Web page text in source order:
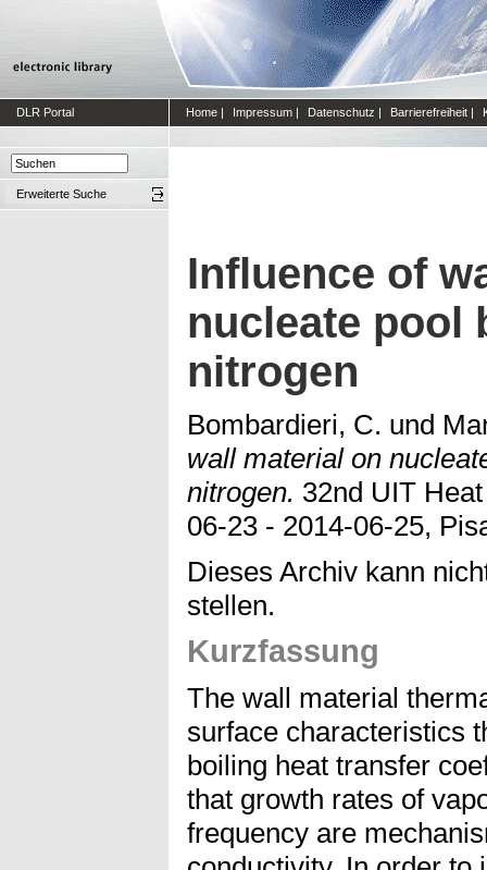
DLR Portal Home | Impressum | Datenschutz | Barrierefreiheit |
Erweiterte Suche
Influence of
nucleate pool
nitrogen
Bombardieri, C. und
wall material on
nitrogen. 32nd UIT
06-23 - 2014-06-25,
Dieses Archiv kann
stellen.
Kurzfassung
The wall material
surface characteristics
boiling heat transfer
that growth rates of
frequency are